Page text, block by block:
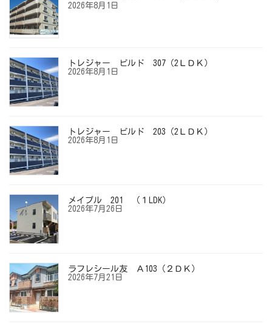
2026年8月1日
トレジャー ビルド 307（2ＬＤＫ）
2026年8月1日
トレジャー ビルド 203（2ＬＤＫ）
2026年8月1日
メイプル 201 （１LDK）
2026年7月26日
ラフレシール友 Ａ103（２ＤＫ）
2026年7月21日